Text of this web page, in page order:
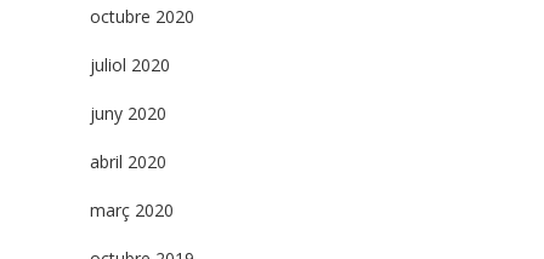
octubre 2020
juliol 2020
juny 2020
abril 2020
març 2020